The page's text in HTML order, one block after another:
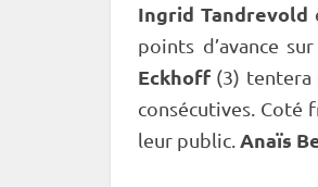
Ingrid Tandrevold
points d’avance
Eckhoff (3) tentera
consécutives. Coté
leur public. Anaïs